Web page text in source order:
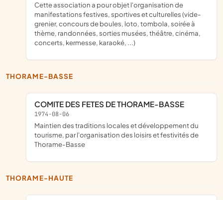
cette association a pour objet l'organisation de
manifestations festives, sportives et culturelles (vide-
grenier, concours de boules, loto, tombola, soirée à
thème, randonnées, sorties musées, théâtre, cinéma,
concerts, kermesse, karaoké, ...)
THORAME-BASSE
COMITE DES FETES DE THORAME-BASSE
1974-08-06
maintien des traditions locales et développement du
tourisme, par l'organisation des loisirs et festivités de
Thorame-Basse
THORAME-HAUTE